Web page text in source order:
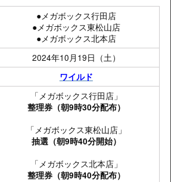
●メガボックス行田店
●メガボックス東松山店
●メガボックス北本店
2024年10月19日（土）
ワイルド
「メガボックス行田店」
整理券（朝9時30分配布）
「メガボックス東松山店」
抽選（朝9時40分開始）
「メガボックス北本店」
整理券（朝9時40分配布）